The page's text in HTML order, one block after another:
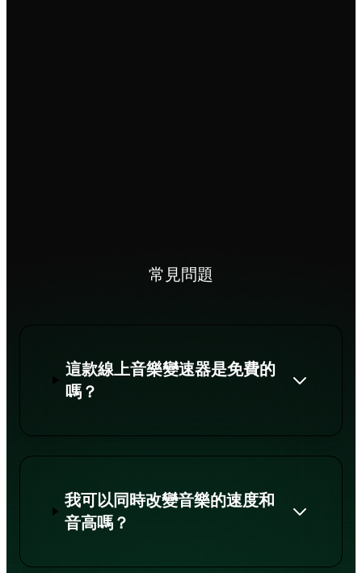
常見問題
這款線上音樂變速器是免費的
嗎？
我可以同時改變音樂的速度和
音高嗎？